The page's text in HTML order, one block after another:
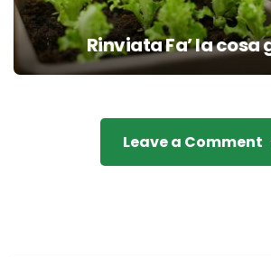
Rinviata Fa’ la cosa
Leave a Comment